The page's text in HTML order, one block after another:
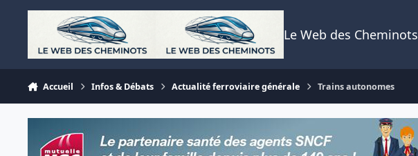
Aller au contenu
Le Web des Cheminots
Accueil Infos & Débats Actualité ferroviaire générale Trains autonomes